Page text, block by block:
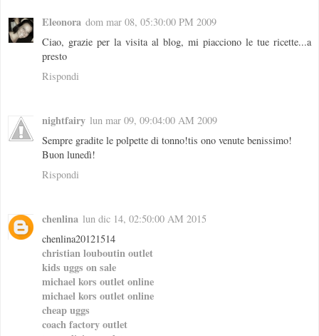
Eleonora dom mar 08, 05:30:00 PM 2009
Ciao, grazie per la visita al blog, mi piacciono le tue ricette...a
presto
Rispondi
nightfairy lun mar 09, 09:04:00 AM 2009
Sempre gradite le polpette di tonno!tis ono venute benissimo!
Buon lunedì!
Rispondi
chenlina lun dic 14, 02:50:00 AM 2015
chenlina20121514
christian louboutin outlet
kids uggs on sale
michael kors outlet online
michael kors outlet online
cheap uggs
coach factory outlet